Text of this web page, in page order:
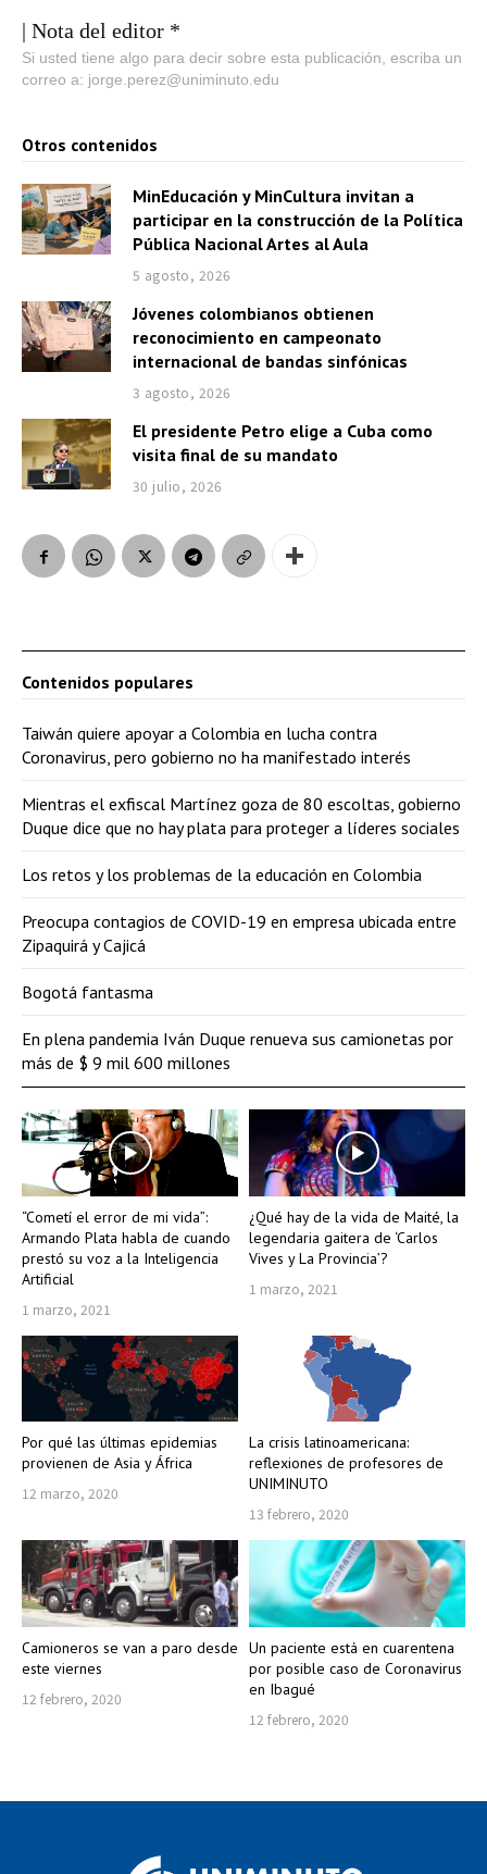
| Nota del editor *
Si usted tiene algo para decir sobre esta publicación, escriba un
correo a: jorge.perez@uniminuto.edu
Otros contenidos
MinEducación y MinCultura invitan a
participar en la construcción de la Política
Pública Nacional Artes al Aula
5 agosto, 2026
Jóvenes colombianos obtienen
reconocimiento en campeonato
internacional de bandas sinfónicas
3 agosto, 2026
El presidente Petro elige a Cuba como
visita final de su mandato
30 julio, 2026
“Cometí el error de mi vida”:
Armando Plata habla de cuando
prestó su voz a la Inteligencia
Artificial
1 marzo, 2021
¿Qué hay de la vida de Maité, la
legendaria gaitera de ‘Carlos
Vives y La Provincia’?
1 marzo, 2021
Por qué las últimas epidemias
provienen de Asia y África
12 marzo, 2020
La crisis latinoamericana:
reflexiones de profesores de
UNIMINUTO
13 febrero, 2020
Camioneros se van a paro desde
este viernes
12 febrero, 2020
Un paciente está en cuarentena
por posible caso de Coronavirus
en Ibagué
12 febrero, 2020
Contenidos populares
Taiwán quiere apoyar a Colombia en lucha contra
Coronavirus, pero gobierno no ha manifestado interés
Mientras el exfiscal Martínez goza de 80 escoltas, gobierno
Duque dice que no hay plata para proteger a líderes sociales
Los retos y los problemas de la educación en Colombia
Preocupa contagios de COVID-19 en empresa ubicada entre
Zipaquirá y Cajicá
Bogotá fantasma
En plena pandemia Iván Duque renueva sus camionetas por
más de $ 9 mil 600 millones